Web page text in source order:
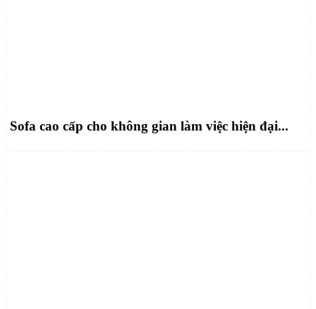
Sofa cao cấp cho không gian làm việc hiện đại...